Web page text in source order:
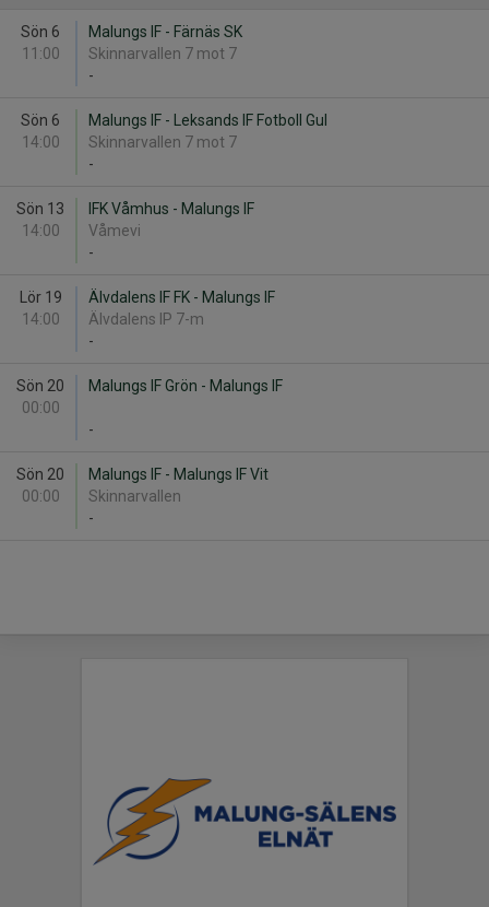
Sön 6
11:00
Malungs IF - Färnäs SK
Skinnarvallen 7 mot 7
-
Sön 6
14:00
Malungs IF - Leksands IF Fotboll Gul
Skinnarvallen 7 mot 7
-
Sön 13
14:00
IFK Våmhus - Malungs IF
Våmevi
-
Lör 19
14:00
Älvdalens IF FK - Malungs IF
Älvdalens IP 7-m
-
Sön 20
00:00
Malungs IF Grön - Malungs IF
-
Sön 20
00:00
Malungs IF - Malungs IF Vit
Skinnarvallen
-